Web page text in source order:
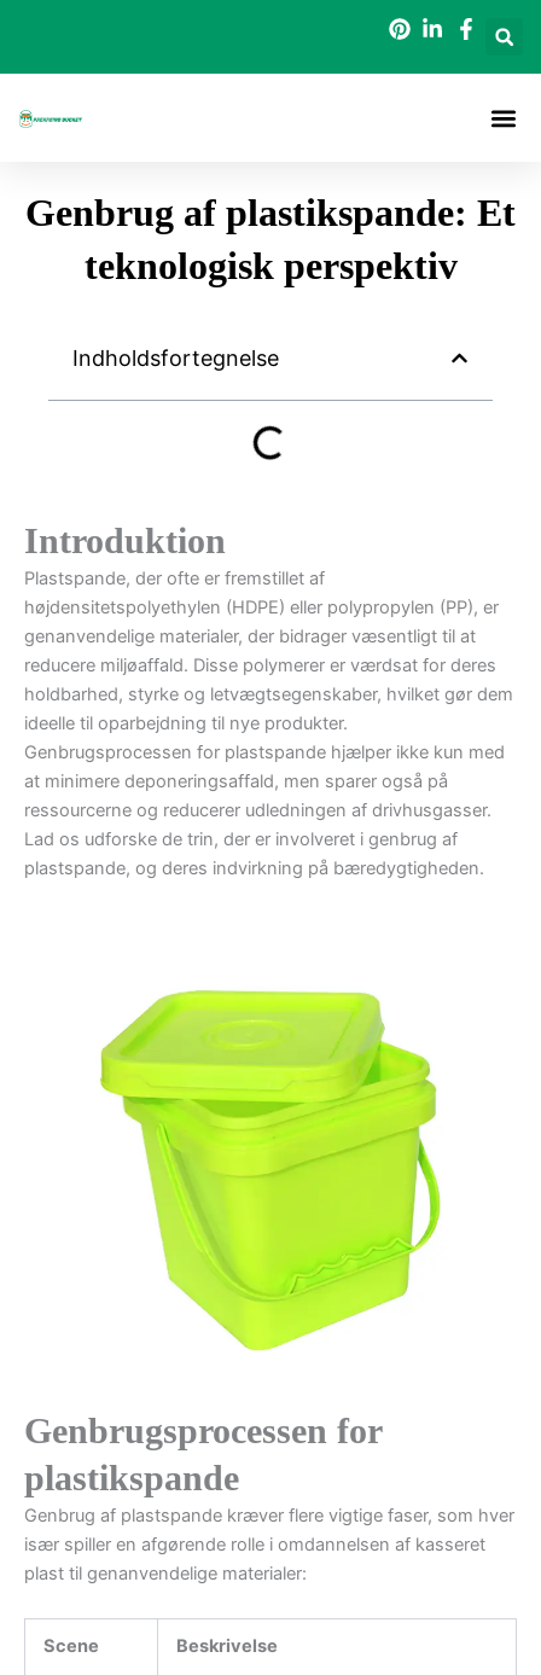
indholdet
Genbrug af plastikspande: Et
teknologisk perspektiv
Indholdsfortegnelse
Introduktion
Plastspande, der ofte er fremstillet af
højdensitetspolyethylen (HDPE) eller polypropylen (PP), er
genanvendelige materialer, der bidrager væsentligt til at
reducere miljøaffald. Disse polymerer er værdsat for deres
holdbarhed, styrke og letvægtsegenskaber, hvilket gør dem
ideelle til oparbejdning til nye produkter.
Genbrugsprocessen for plastspande hjælper ikke kun med
at minimere deponeringsaffald, men sparer også på
ressourcerne og reducerer udledningen af drivhusgasser.
Lad os udforske de trin, der er involveret i genbrug af
plastspande, og deres indvirkning på bæredygtigheden.
Genbrugsprocessen for
plastikspande
Genbrug af plastspande kræver flere vigtige faser, som hver
især spiller en afgørende rolle i omdannelsen af kasseret
plast til genanvendelige materialer:
Scene Beskrivelse